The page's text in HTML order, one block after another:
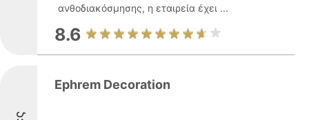
ανθοδιακόσμησης, η εταιρεία έχει ...
8.6
Ephrem Decoration